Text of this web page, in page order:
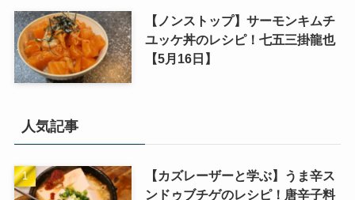
【ノンストップ】サーモンキムチ
ユッケ丼のレシピ！七五三掛龍也
【5月16日】
人気記事
【カズレーザーと学ぶ】うま辛ス
ンドゥブチゲのレシピ！唐辛子料